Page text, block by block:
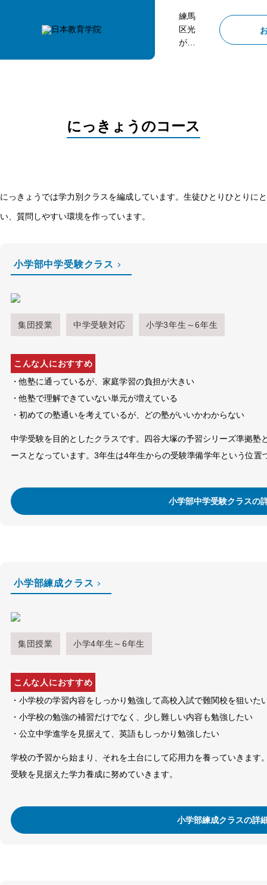
練馬
区光
が
る塾
日本
にっきょうのコース
にっきょうでは学力別クラスを編成しています。生徒ひとりひとりに
い、質問しやすい環境を作っています。
小学部中学受験クラス
集団授業 中学受験対応 小学3年生～6年生
こんな人におすすめ
・他塾に通っているが、家庭学習の負担が大きい
・他塾で理解できていない単元が増えている
・初めての塾通いを考えているが、どの塾がいいかわからない
中学受験を目的としたクラスです。四谷大塚の予習シリーズ準拠
ースとなっています。3年生は4年生からの受験準備学年という位置
小学部中学受験クラスの
小学部練成クラス
集団授業 小学4年生～6年生
こんな人におすすめ
・小学校の学習内容をしっかり勉強して高校入試で難関校を狙いた
・小学校の勉強の補習だけでなく、少し難しい内容も勉強したい
・公立中学進学を見据えて、英語もしっかり勉強したい
学校の予習から始まり、それを土台にして応用力を養っていきま
受験を見据えた学力養成に努めていきます。
小学部練成クラスの詳